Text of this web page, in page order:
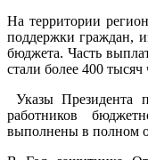
На территории
поддержки граждан,
бюджета. Часть
стали более 400
Указы Президента
работников
выполнены в полном